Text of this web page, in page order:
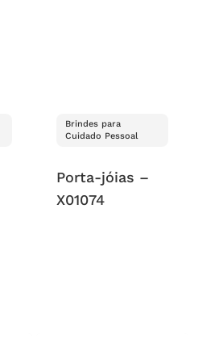
Brindes para
Cuidado Pessoal
Porta-jóias –
X01074